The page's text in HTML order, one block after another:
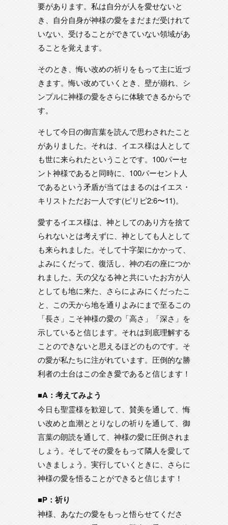
要があります。私は自分が人を愛せないと
き、自分自身が神様の愛をまだまだ受けれて
いない、受けることができていない領域があ
ることを覚えます。
そのとき、悔い改めの祈りをもって主に近づ
きます。悔い改めていくとき、壁が崩れ、シ
ンプルに神様の愛をさらに体験できるからで
す。
そして今日の御言葉を読んで思わされたこと
がありました。それは、イエス様は人として
も世に来られたということです。100パーセ
ント神様であると同時に、100パーセント人
であるという矛盾が当てはまるのはイエス・
キリストただお一人です(ピリピ2:6〜11)。
愛するイエス様は、神としてのあり方を捨て
られないとは考えずに、神としても人として
も来られました。そして十字架にかかって、
よみにくだって、復活し、神の右の座につか
れました。天の父なる神と共にいたお方が人
としても地に来た、さらによみにくだったこ
と、この天から地を通りよみにまで至るこの
「長さ」こそ神様の愛の「高さ」「深さ」を
示していると信じます。それは到底理解する
ことのできないと思えるほどのものです。そ
の愛が私たちに注がれています。圧倒的な勝
利者の土台はこの全き愛であると信じます！
■A：考えてみよう
今日も聖霊様を歓迎して、賛美を通して、悔
い改めと血潮ととりなしの祈りを通して、御
言葉の朗読を通して、神様の愛に圧倒されま
しょう。そしてその愛をもって隣人を愛して
いきましょう。実行していくときに、さらに
神様の愛を悟ることができると信じます！
■P：祈り
神様、あなたの愛をもっと悟らせてくださ